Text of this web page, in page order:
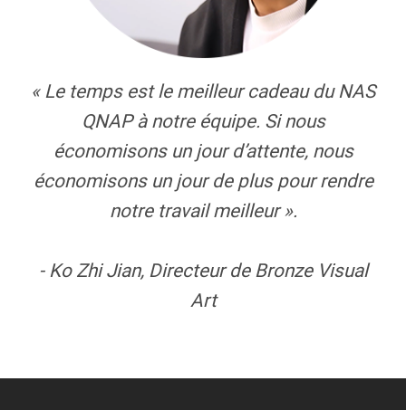
« Le temps est le meilleur cadeau du NAS
QNAP à notre équipe. Si nous
économisons un jour d’attente, nous
économisons un jour de plus pour rendre
notre travail meilleur ».
- Ko Zhi Jian, Directeur de Bronze Visual
Art